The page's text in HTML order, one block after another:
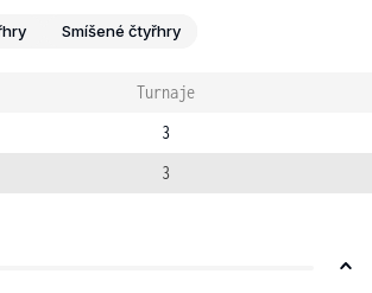
Smíšené čtyřhry
Turnaje
3
3